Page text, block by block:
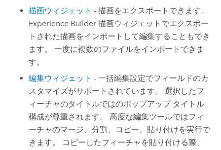
描画ウィジェット - 描画をエクスポートできます。
Experience Builder 描画ウィジェットでエクスポー
トされた描画をインポートして編集することもでき
ます。 一度に複数のファイルをインポートできま
す。
編集ウィジェット - 一括編集設定でフィールドのカ
スタマイズがサポートされています。 選択したフ
ィーチャのタイトルではのポップアップ タイトル
構成が尊重されます。 高度な編集ツールではフィ
ーチャのマージ、分割、コピー、貼り付けを実行で
きます。 コピーしたフィーチャを貼り付ける際、